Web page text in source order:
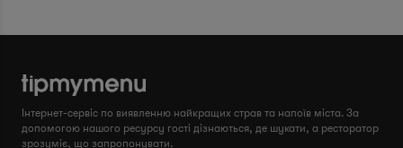
Інтернет-сервіс по виявленню найкращих страв та напоїв міста. За
допомогою нашого ресурсу гості дізнаються, де шукати, а ресторатор
зрозуміє, що запропонувати.